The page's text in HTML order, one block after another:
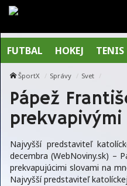
FUTBAL HOKEJ TENIS
ŠportX Správy Svet
Pápež
Najvyšší predstaviteľ
decembra (WebNoviny.sk) –
prekvapujúcimi slovami na
Najvyšší predstaviteľ